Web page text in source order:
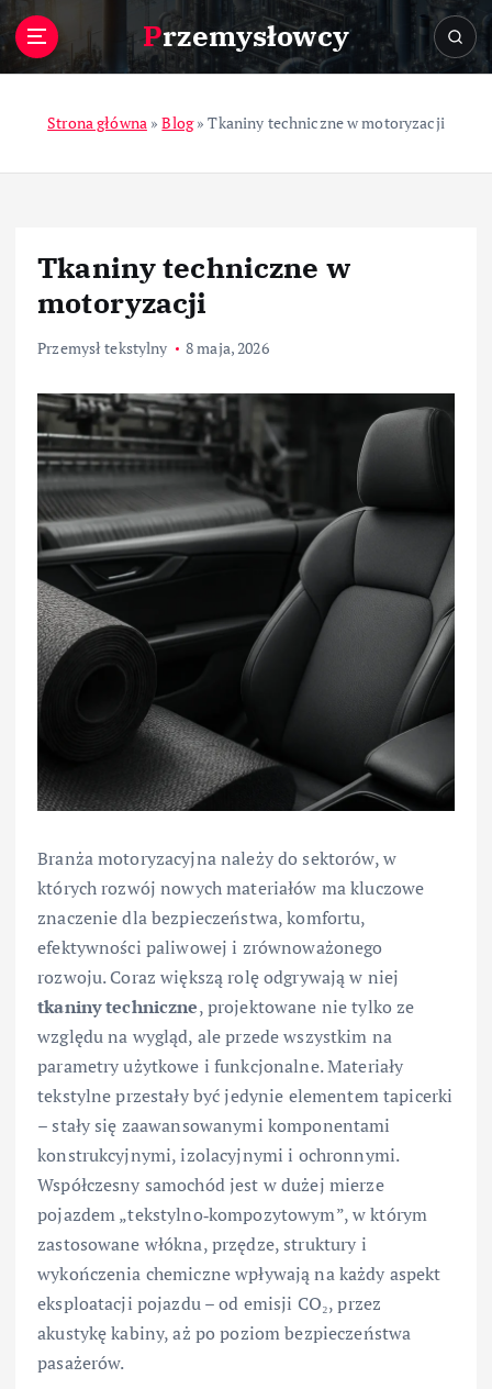
Przemysłowcy
Strona główna»Blog»Tkaniny techniczne w motoryzacji
Tkaniny techniczne w
motoryzacji
Przemysł tekstylny 8 maja, 2026
Branża motoryzacyjna należy do sektorów, w
których rozwój nowych materiałów ma kluczowe
znaczenie dla bezpieczeństwa, komfortu,
efektywności paliwowej i zrównoważonego
rozwoju. Coraz większą rolę odgrywają w niej
tkaniny techniczne, projektowane nie tylko ze
względu na wygląd, ale przede wszystkim na
parametry użytkowe i funkcjonalne. Materiały
tekstylne przestały być jedynie elementem tapicerki
– stały się zaawansowanymi komponentami
konstrukcyjnymi, izolacyjnymi i ochronnymi.
Współczesny samochód jest w dużej mierze
pojazdem „tekstylno‑kompozytowym”, w którym
zastosowane włókna, przędze, struktury i
wykończenia chemiczne wpływają na każdy aspekt
eksploatacji pojazdu – od emisji CO₂, przez
akustykę kabiny, aż po poziom bezpieczeństwa
pasażerów.